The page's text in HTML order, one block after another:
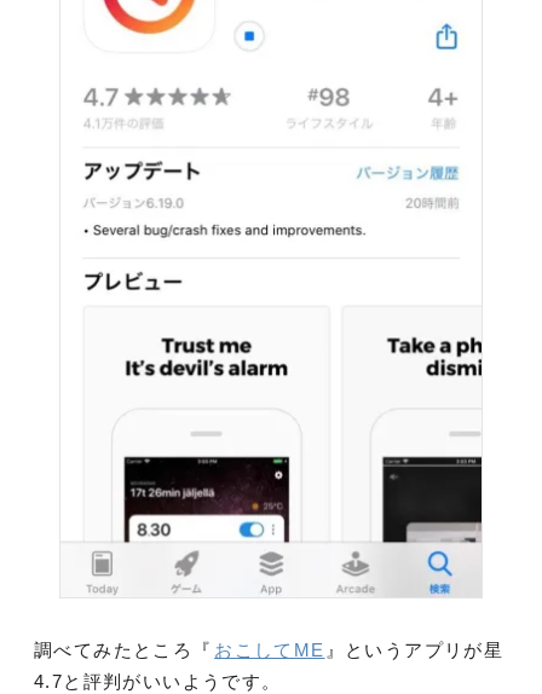
調べてみたところ『 おこしてME 』というアプリが星
4.7と評判がいいようです。